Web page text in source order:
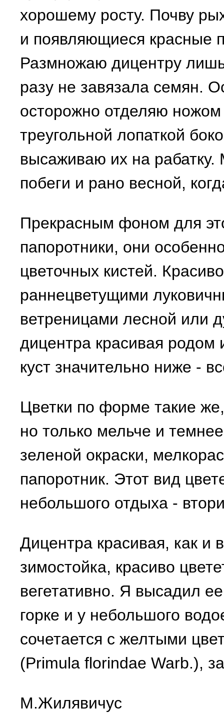
хорошему росту. Почву
и появляющиеся красные
Размножаю дицентру лишь
разу не завязала семян.
осторожно отделяю
треугольной лопаткой
высаживаю их на
побеги и рано весной,
Прекрасным фоном для
папоротники, они
цветочных кистей.
раннецветущими
ветреницами лесной или
дицентра красивая
куст значительно ниже -
Цветки по форме такие
но только мельче и
зеленой окраски,
папоротник. Этот вид
небольшого отдыха -
Дицентра красивая, как и
зимостойка, красиво
вегетативно. Я высадил
горке и у небольшого
сочетается с желтыми
(Primula florindae Warb.),
М.Жилявичус